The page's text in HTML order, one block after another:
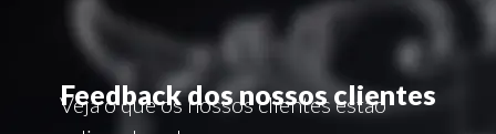
Feedback dos nossos clientes
Veja o que os nossos clientes estão